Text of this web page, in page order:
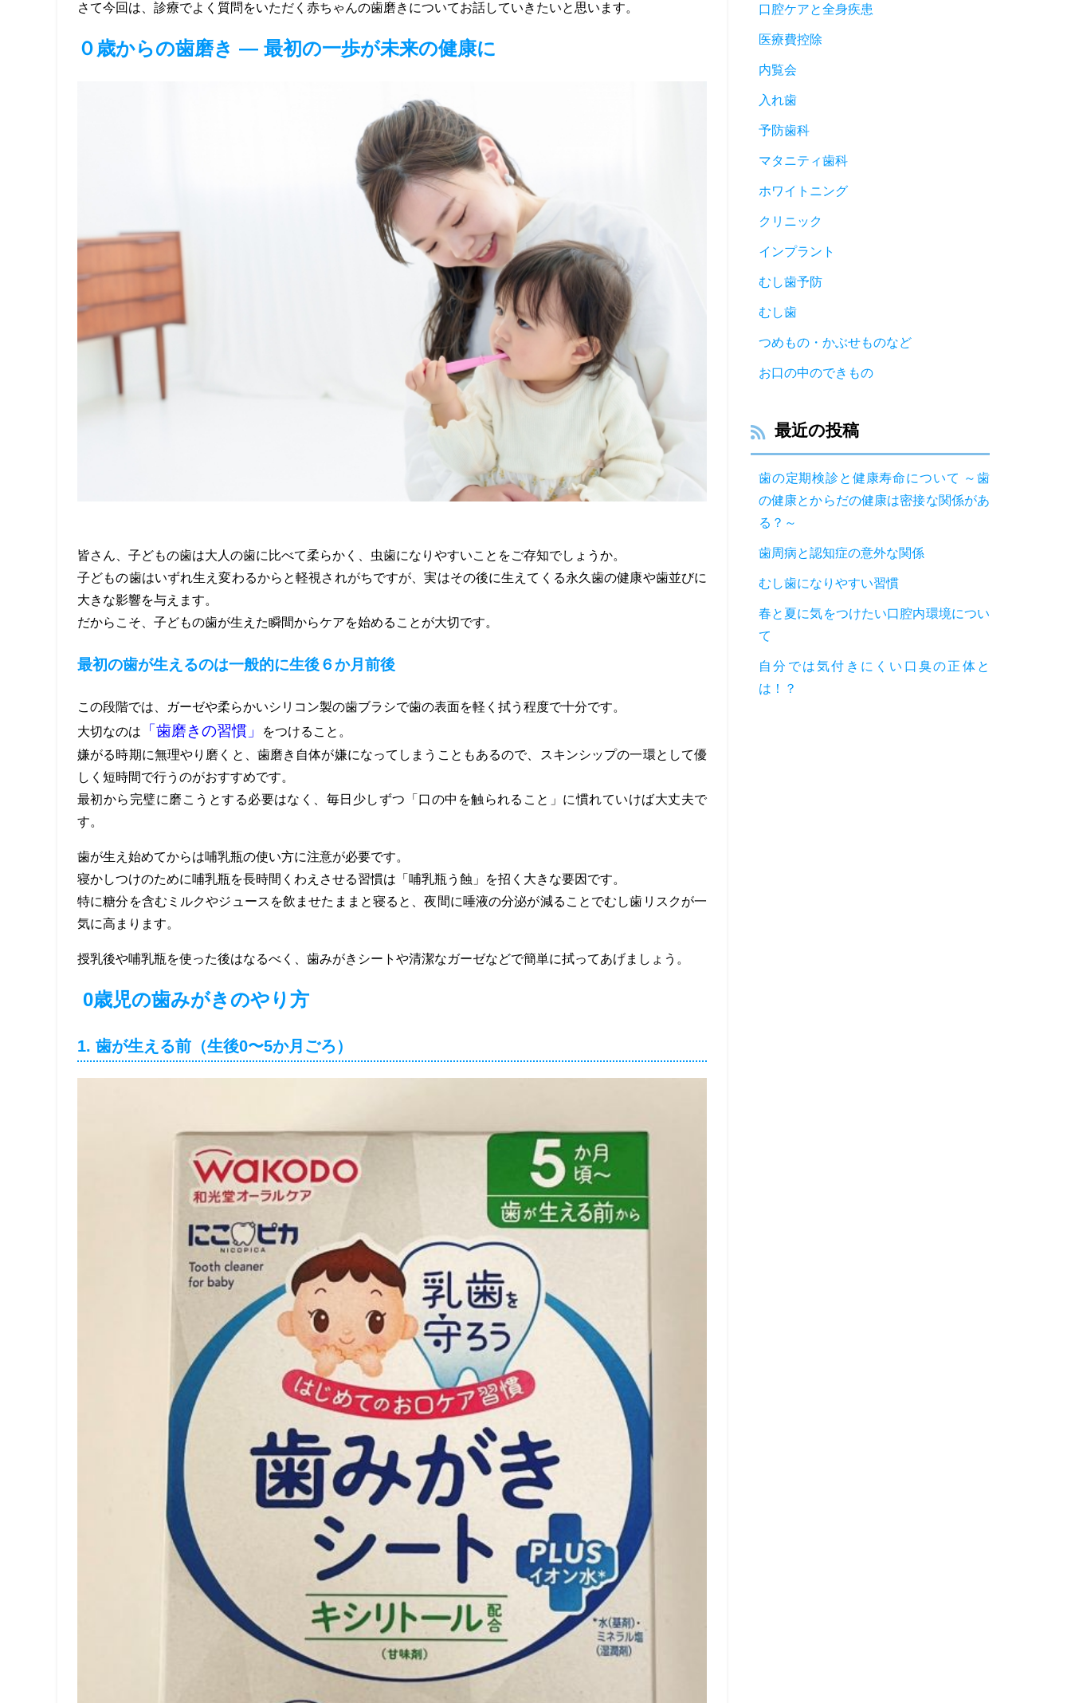
さて今回は、診療でよく質問をいただく赤ちゃんの歯磨きについてお話していきたいと思います。
０歳からの歯磨き ― 最初の一歩が未来の健康に
皆さん、 子どもの歯は大人の歯に比べて柔らかく、虫歯になりやすいことをご存知でしょうか。
子どもの歯はいずれ生え変わるからと軽視されがちですが、実はその後に生えてくる永久歯の健康や歯並びに
大きな影響を与えます。
だからこそ、子どもの歯が生えた瞬間からケアを始めることが大切です。
最初の歯が生えるのは一般的に生後６か月前後
この段階では、ガーゼや柔らかいシリコン製の歯ブラシで歯の表面を軽く拭う程度で十分です。
大切なのは
「歯磨きの習慣」
をつけること。
嫌がる時期に無理やり磨くと、歯磨き自体が嫌になってしまうこともあるので、スキンシップの一環として優
しく短時間で行うのがおすすめです。
最初から完璧に磨こうとする必要はなく、毎日少しずつ「口の中を触られること」に慣れていけば大丈夫で
す。
歯が生え始めてからは哺乳瓶の使い方に注意が必要です。
寝かしつけのために哺乳瓶を長時間くわえさせる習慣は「哺乳瓶う蝕」を招く大きな要因です。
特に糖分を含むミルクやジュースを飲ませたままと寝ると、夜間に唾液の分泌が減ることでむし歯リスクが一
気に高まります。
授乳後や哺乳瓶を使った後はなるべく、歯みがきシートや清潔なガーゼなどで簡単に拭ってあげましょう。
0歳児の歯みがきのやり方
1. 歯が生える前（生後0〜5か月ごろ）
口腔ケアと全身疾患
医療費控除
内覧会
入れ歯
予防歯科
マタニティ歯科
ホワイトニング
クリニック
インプラント
むし歯予防
むし歯
つめもの・かぶせものなど
お口の中のできもの
最近の投稿
歯の定期検診と健康寿命について ～歯
の健康とからだの健康は密接な関係があ
る？～
歯周病と認知症の意外な関係
むし歯になりやすい習慣
春と夏に気をつけたい口腔内環境につい
て
自分では気付きにくい口臭の正体と
は！？